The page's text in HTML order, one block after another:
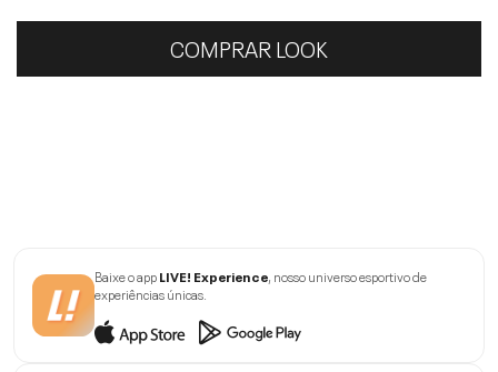
COMPRAR LOOK
Baixe o appLIVE! Experience, nosso universo esportivo de
experiências únicas.